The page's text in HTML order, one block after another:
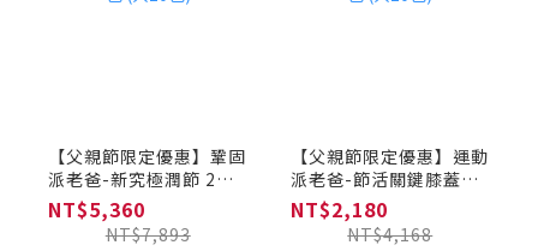
【父親節限定優惠】鞏固
派老爸-新究極潤節 2入
組 + 節活關鍵膝蓋滋養
霜 10日份隨身包 (共10
NT$5,360
NT$7,893
【父親節限定優惠】運動
派老爸-節活關鍵膝蓋滋
養霜 2入組 + 新究極潤節
10日份隨身包 (共10包)
NT$2,180
NT$4,168